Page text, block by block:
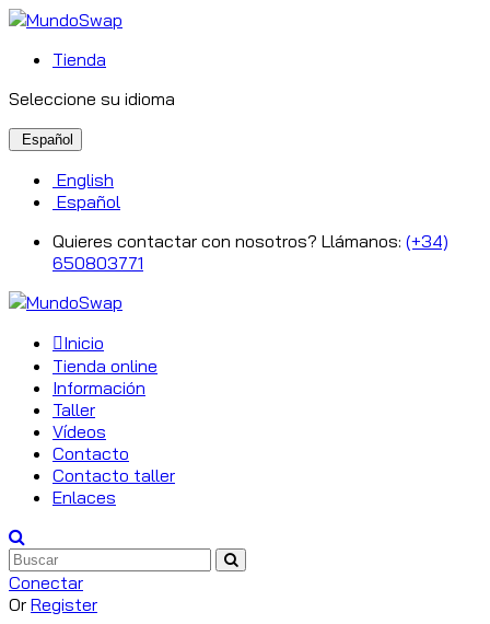
Tienda
Seleccione su idioma
Español
English
Español
Quieres contactar con nosotros? Llámanos: (+34)
650803771
Inicio
Tienda online
Información
Taller
Vídeos
Contacto
Contacto taller
Enlaces
Conectar
Or Register